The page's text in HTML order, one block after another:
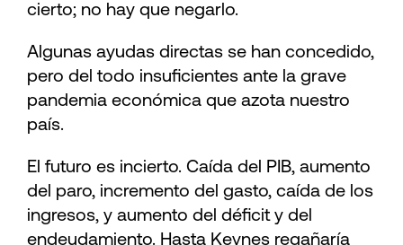
cierto; no hay que negarlo.
Algunas ayudas directas se han concedido,
pero del todo insuficientes ante la grave
pandemia económica que azota nuestro
país.
El futuro es incierto. Caída del PIB, aumento
del paro, incremento del gasto, caída de los
ingresos, y aumento del déficit y del
endeudamiento. Hasta Keynes regañaría